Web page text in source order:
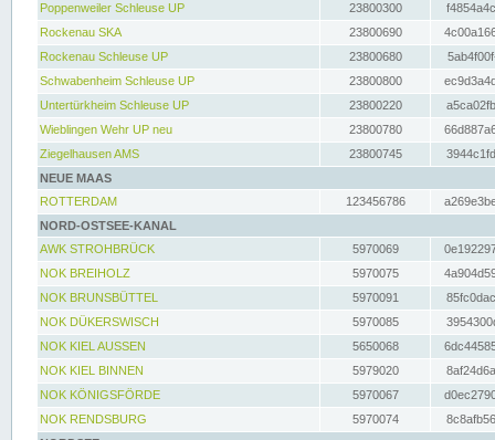
Poppenweiler Schleuse UP
23800300
Rockenau SKA
23800690
Rockenau Schleuse UP
23800680
Schwabenheim Schleuse UP
23800800
Untertürkheim Schleuse UP
23800220
Wieblingen Wehr UP neu
23800780
Ziegelhausen AMS
23800745
NEUE MAAS
ROTTERDAM
123456786
NORD-OSTSEE-KANAL
AWK STROHBRÜCK
5970069
NOK BREIHOLZ
5970075
NOK BRUNSBÜTTEL
5970091
NOK DÜKERSWISCH
5970085
NOK KIEL AUSSEN
5650068
NOK KIEL BINNEN
5979020
NOK KÖNIGSFÖRDE
5970067
NOK RENDSBURG
5970074